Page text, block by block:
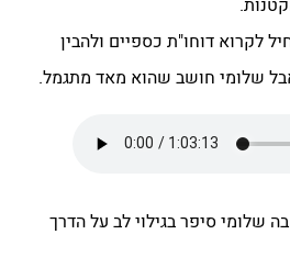
לקרוא דוחו"ת כספיים ולהבין
שלומי חושב שהוא מאד מתגמל.
שלומי סיפר בגילוי לב על הדרך